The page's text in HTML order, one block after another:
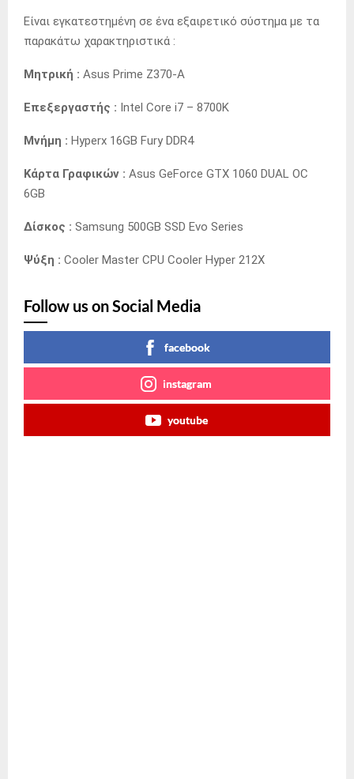
Είναι εγκατεστημένη σε ένα εξαιρετικό σύστημα με τα
παρακάτω χαρακτηριστικά :
Μητρική : Asus Prime Z370-A
Επεξεργαστής : Intel Core i7 – 8700K
Μνήμη : Hyperx 16GB Fury DDR4
Κάρτα Γραφικών : Asus GeForce GTX 1060 DUAL OC
6GB
Δίσκος : Samsung 500GB SSD Evo Series
Ψύξη : Cooler Master CPU Cooler Hyper 212X
Follow us on Social Media
facebook
instagram
youtube